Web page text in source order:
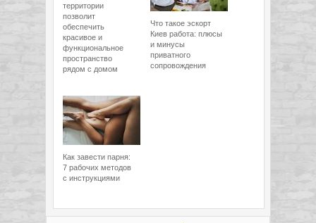
территории
позволит
обеспечить
красивое и
функциональное
пространство
рядом с домом
Что такое эскорт
Киев работа: плюсы
и минусы
приватного
сопровождения
Как завести парня:
7 рабочих методов
с инструкциями